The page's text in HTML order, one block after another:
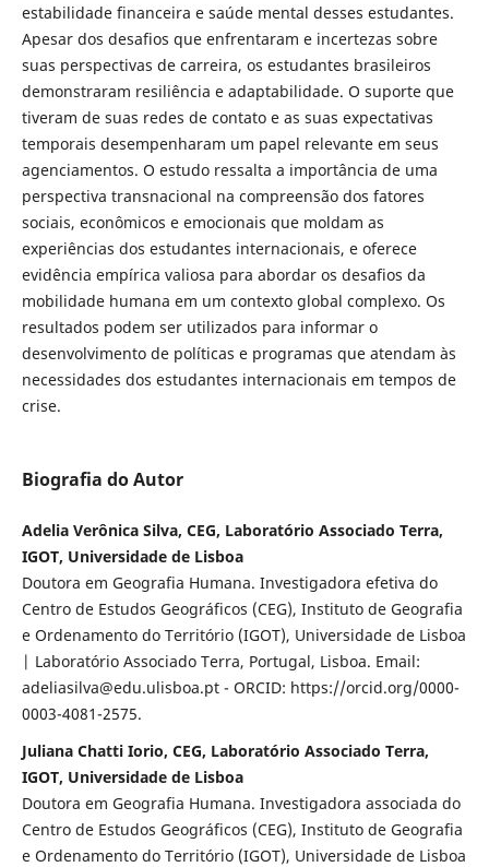
estabilidade financeira e saúde mental desses estudantes.
Apesar dos desafios que enfrentaram e incertezas sobre
suas perspectivas de carreira, os estudantes brasileiros
demonstraram resiliência e adaptabilidade. O suporte que
tiveram de suas redes de contato e as suas expectativas
temporais desempenharam um papel relevante em seus
agenciamentos. O estudo ressalta a importância de uma
perspectiva transnacional na compreensão dos fatores
sociais, econômicos e emocionais que moldam as
experiências dos estudantes internacionais, e oferece
evidência empírica valiosa para abordar os desafios da
mobilidade humana em um contexto global complexo. Os
resultados podem ser utilizados para informar o
desenvolvimento de políticas e programas que atendam às
necessidades dos estudantes internacionais em tempos de
crise.
Biografia do Autor
Adelia Verônica Silva, CEG, Laboratório Associado Terra,
IGOT, Universidade de Lisboa
Doutora em Geografia Humana. Investigadora efetiva do
Centro de Estudos Geográficos (CEG), Instituto de Geografia
e Ordenamento do Território (IGOT), Universidade de Lisboa
| Laboratório Associado Terra, Portugal, Lisboa. Email:
adeliasilva@edu.ulisboa.pt - ORCID: https://orcid.org/0000-
0003-4081-2575.
Juliana Chatti Iorio, CEG, Laboratório Associado Terra,
IGOT, Universidade de Lisboa
Doutora em Geografia Humana. Investigadora associada do
Centro de Estudos Geográficos (CEG), Instituto de Geografia
e Ordenamento do Território (IGOT), Universidade de Lisboa